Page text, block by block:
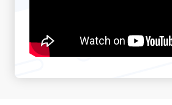
るために、日常的に論理的思考をトレ
重要です。論理的に物事を整理し、因
のバイアスにも気を付ける必要がありま
固定概念や先入観は、意図しない誤解
に正しいという前提に立たず、相手の
ンの戦い方」を模索する際、伝統的な
デジタル技術の活用や情報分析に基づ
う自己否定的な考えが自己評価を下げ
を生むことになります。また、タスクが
により、精神的・肉体的なストレスが